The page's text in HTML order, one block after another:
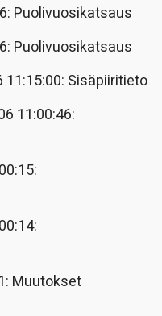
Puolivuosikatsaus
Puolivuosikatsaus
11:15:00: Sisäpiiritieto
11:00:46:
Muutokset